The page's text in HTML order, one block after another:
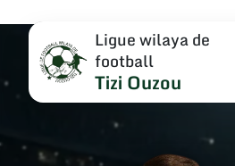
Ligue wilaya de
football
Tizi Ouzou